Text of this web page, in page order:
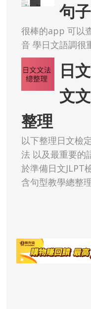
句
很棒的app 可以
音 學日文語調很
日
文
整理
以下整理日文檢
法 以及最重要的
於準備日文JLPT
含句型教學總整